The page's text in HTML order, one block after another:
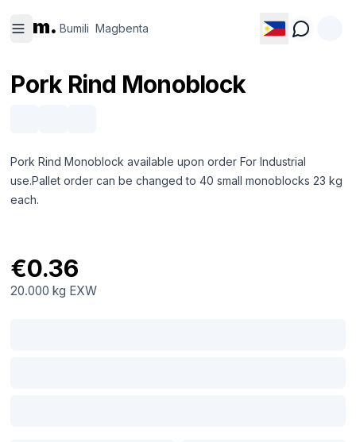
m. Bumili Magbenta
Pork Rind Monoblock
Pork Rind Monoblock available upon order For Industrial
use.Pallet order can be changed to 40 small monoblocks 23 kg
each.
€0.36
20.000 kg EXW